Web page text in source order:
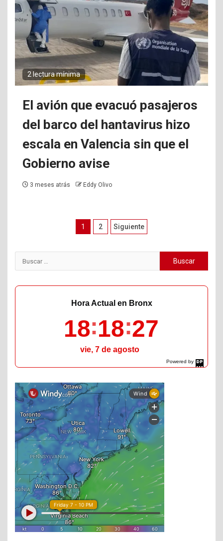
2 lectura mínima
El avión que evacuó pasajeros
del barco del hantavirus hizo
escala en Valencia sin que el
Gobierno avise
3 meses atrás Eddy Olivo
Paginación
1 2 Siguiente
Buscar:
Powered by
DaysPedia.com
Hora Actual en Bronx
18 18 29
vie, 7 de agosto